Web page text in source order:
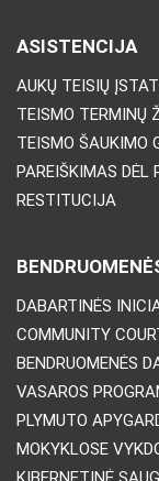
ASISTENCIJA
AUKŲ TEISIŲ
TEISMO TERMINŲ
TEISMO ŠAUKIMO
PAREIŠKIMAS DĖL
RESTITUCIJA
DABARTINĖS
COMMUNITY
BENDRUOMENĖS
VASAROS
PLYMUTO
MOKYKLOSE